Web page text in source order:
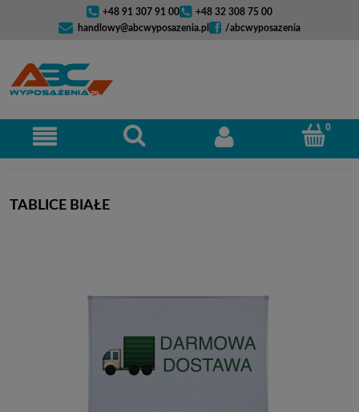
+48 91 307 91 00
+48 32 308 75 00
handlowy@abcwyposazenia.pl
/abcwyposazenia
TABLICE BIAŁE